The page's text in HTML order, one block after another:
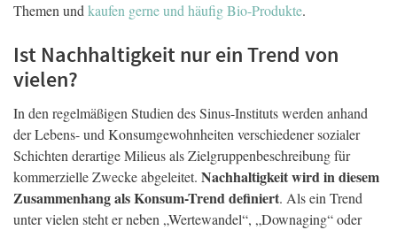
Themen und kaufen gerne und häufig Bio-Produkte.
Ist Nachhaltigkeit nur ein Trend von
vielen?
In den regelmäßigen Studien des Sinus-Instituts werden anhand
der Lebens- und Konsumgewohnheiten verschiedener sozialer
Schichten derartige Milieus als Zielgruppenbeschreibung für
kommerzielle Zwecke abgeleitet. Nachhaltigkeit wird in diesem
Zusammenhang als Konsum-Trend definiert. Als ein Trend
unter vielen steht er neben „Wertewandel“, „Downaging“ oder